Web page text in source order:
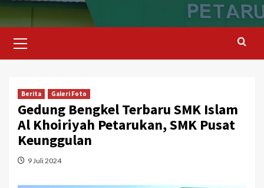
Menu
Berita Galeri Foto
Gedung Bengkel Terbaru SMK Islam
Al Khoiriyah Petarukan, SMK Pusat
Keunggulan
9 Juli 2024